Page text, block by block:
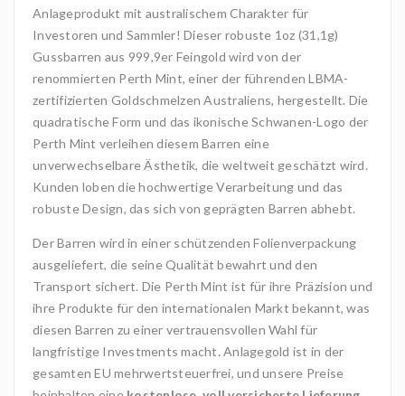
Anlageprodukt mit australischem Charakter für
Investoren und Sammler! Dieser robuste 1oz (31,1g)
Gussbarren aus 999,9er Feingold wird von der
renommierten Perth Mint, einer der führenden LBMA-
zertifizierten Goldschmelzen Australiens, hergestellt. Die
quadratische Form und das ikonische Schwanen-Logo der
Perth Mint verleihen diesem Barren eine
unverwechselbare Ästhetik, die weltweit geschätzt wird.
Kunden loben die hochwertige Verarbeitung und das
robuste Design, das sich von geprägten Barren abhebt.
Der Barren wird in einer schützenden Folienverpackung
ausgeliefert, die seine Qualität bewahrt und den
Transport sichert. Die Perth Mint ist für ihre Präzision und
ihre Produkte für den internationalen Markt bekannt, was
diesen Barren zu einer vertrauensvollen Wahl für
langfristige Investments macht. Anlagegold ist in der
gesamten EU mehrwertsteuerfrei, und unsere Preise